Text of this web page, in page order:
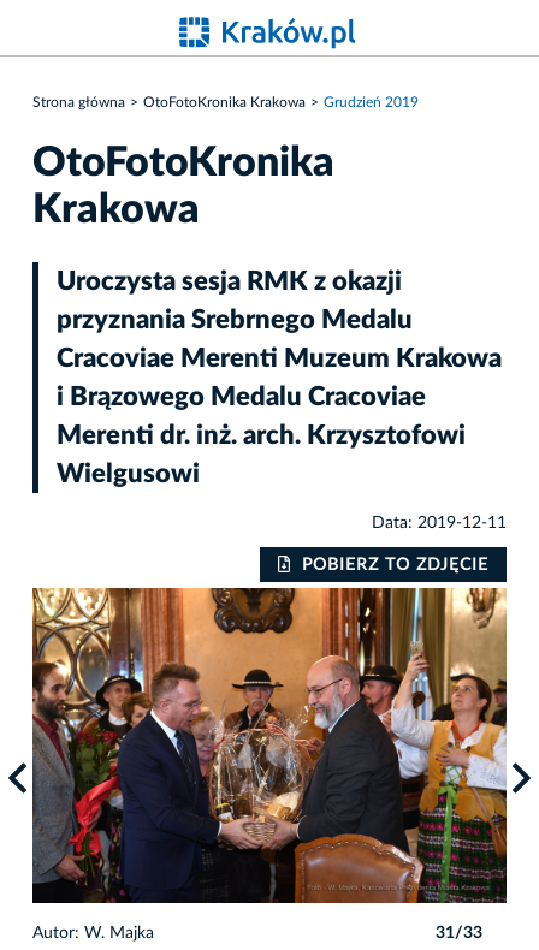
Strona główna OtoFotoKronika Krakowa Grudzień 2019
OtoFotoKronika
Krakowa
Uroczysta sesja RMK z okazji
przyznania Srebrnego Medalu
Cracoviae Merenti Muzeum Krakowa
i Brązowego Medalu Cracoviae
Merenti dr. inż. arch. Krzysztofowi
Wielgusowi
Data: 2019-12-11
POBIERZ TO ZDJĘCIE
Autor: W. Majka 31/33